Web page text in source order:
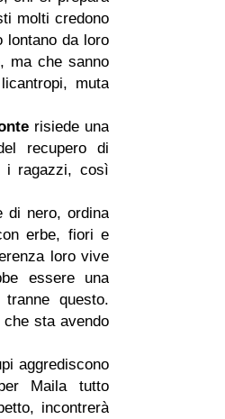
molti credono
lontano da loro
ma che sanno
muta
risiede una
recupero di
i ragazzi, così
di nero, ordina
erbe, fiori e
loro vive
essere una
questo.
sta avendo
aggrediscono
Maila tutto
incontrerà